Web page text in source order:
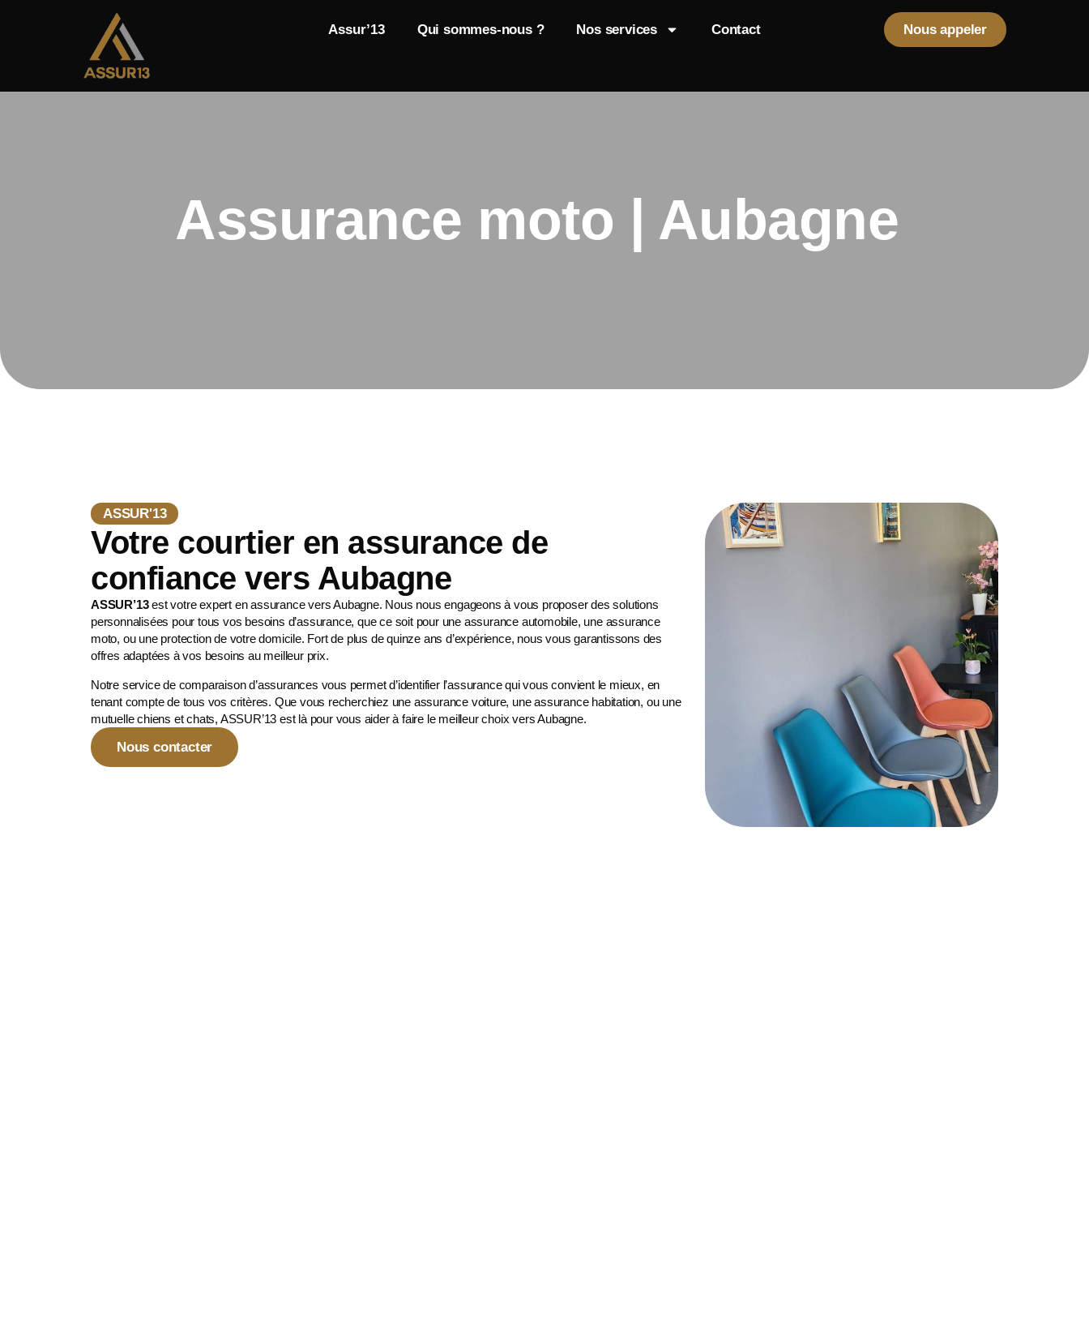
Assur’13 Qui sommes-nous ? Nos services Contact Nous appeler
Assurance moto | Aubagne
ASSUR'13
Votre courtier en assurance de
confiance vers Aubagne
ASSUR’13est votre expert en assurance vers Aubagne. Nous nous engageons à vous proposer des solutions
personnalisées pour tous vos besoins d’assurance, que ce soit pour une assurance automobile, une assurance
moto, ou une protection de votre domicile. Fort de plus de quinze ans d’expérience, nous vous garantissons des
offres adaptées à vos besoins au meilleur prix.
Notre service de comparaison d’assurances vous permet d’identifier l’assurance qui vous convient le mieux, en
tenant compte de tous vos critères. Que vous recherchiez une assurance voiture, une assurance habitation, ou une
mutuelle chiens et chats, ASSUR’13 est là pour vous aider à faire le meilleur choix vers Aubagne.
Nous contacter